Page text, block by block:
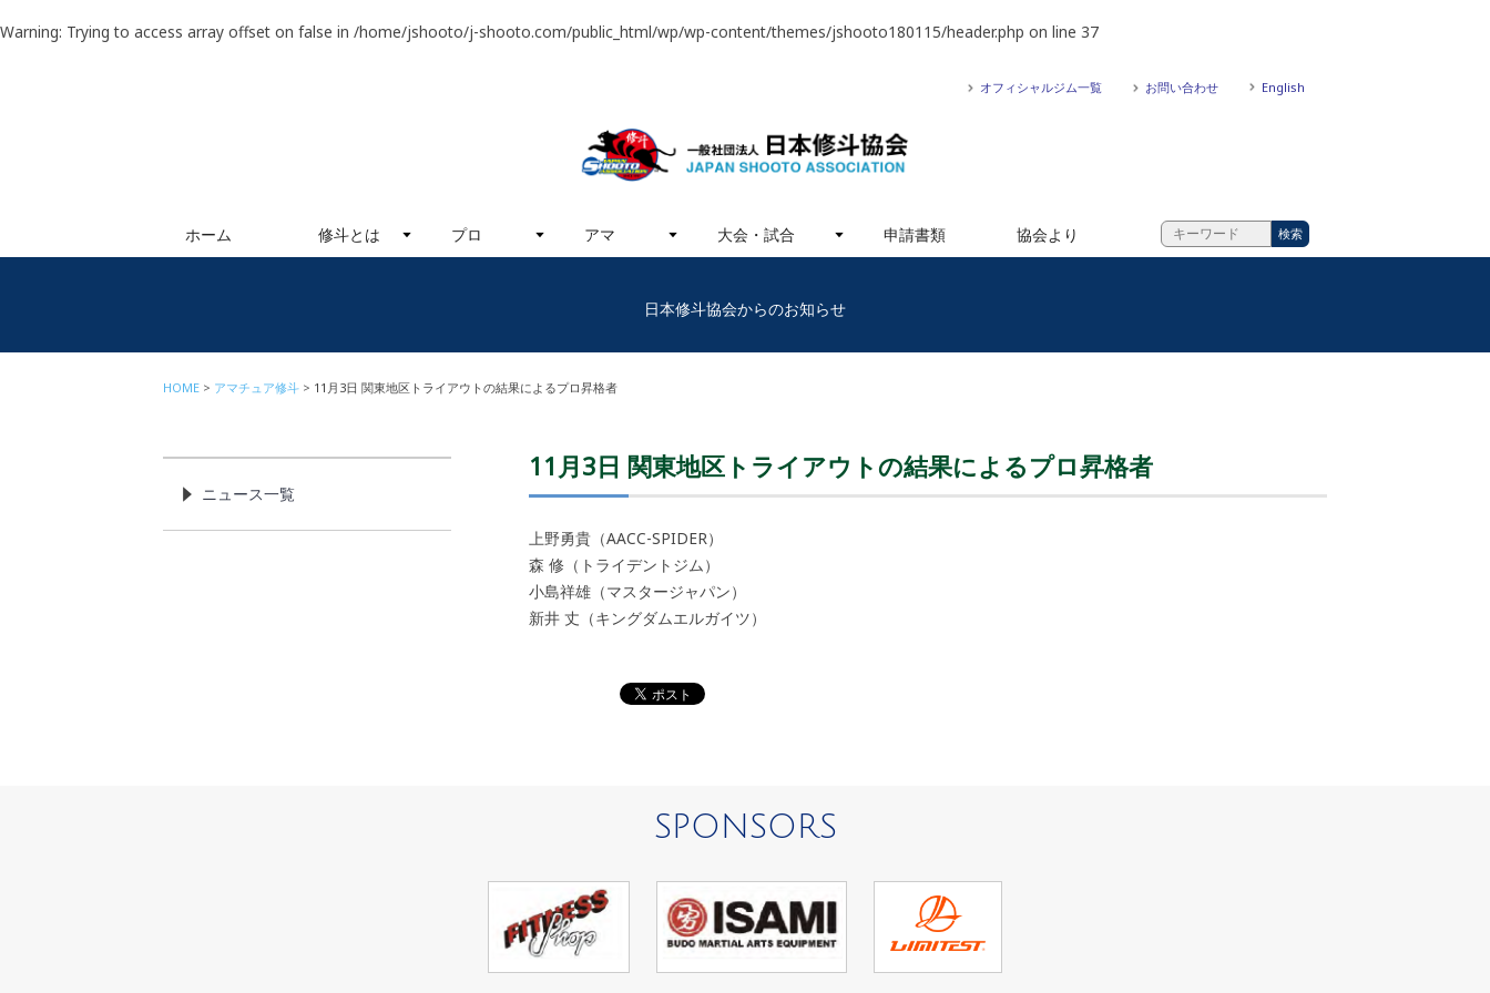
Warning: Trying to access array offset on false in /home/jshooto/j-shooto.com/public_html/wp/wp-content/themes/jshooto180115/header.php on line 37
オフィシャルジム一覧 お問い合わせ English
ホーム 修斗とは プロ アマ 大会・試合 申請書類 協会より
日本修斗協会からのお知らせ
HOME アマチュア修斗 11月3日 関東地区トライアウトの結果によるプロ昇格者
11月3日 関東地区トライアウトの結果によるプロ昇格者
上野勇貴（AACC-SPIDER）
森 修（トライデントジム）
小島祥雄（マスタージャパン）
新井 丈（キングダムエルガイツ）
ニュース一覧
SPONSORS